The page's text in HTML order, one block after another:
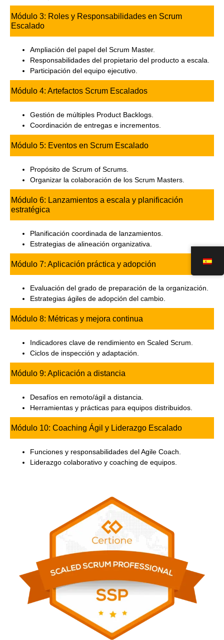
Módulo 3: Roles y Responsabilidades en Scrum
Escalado
Ampliación del papel del Scrum Master.
Responsabilidades del propietario del producto a escala.
Participación del equipo ejecutivo.
Módulo 4: Artefactos Scrum Escalados
Gestión de múltiples Product Backlogs.
Coordinación de entregas e incrementos.
Módulo 5: Eventos en Scrum Escalado
Propósito de Scrum of Scrums.
Organizar la colaboración de los Scrum Masters.
Módulo 6: Lanzamientos a escala y planificación
estratégica
Planificación coordinada de lanzamientos.
Estrategias de alineación organizativa.
Módulo 7: Aplicación práctica y adopción
Evaluación del grado de preparación de la organización.
Estrategias ágiles de adopción del cambio.
Módulo 8: Métricas y mejora continua
Indicadores clave de rendimiento en Scaled Scrum.
Ciclos de inspección y adaptación.
Módulo 9: Aplicación a distancia
Desafíos en remoto/ágil a distancia.
Herramientas y prácticas para equipos distribuidos.
Módulo 10: Coaching Ágil y Liderazgo Escalado
Funciones y responsabilidades del Agile Coach.
Liderazgo colaborativo y coaching de equipos.